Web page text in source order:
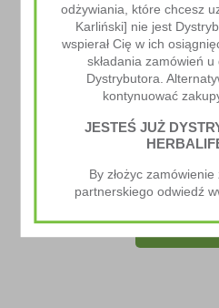
Rozpuszczalny Napój
167.00zł–
odżywiania, które chcesz
Karliński] nie jest
wspierał Cię w ich
składania zamówień
Dystrybutora.
kontynuować
JESTEŚ JUŻ
By złożyc
partnerskiego odwiedź